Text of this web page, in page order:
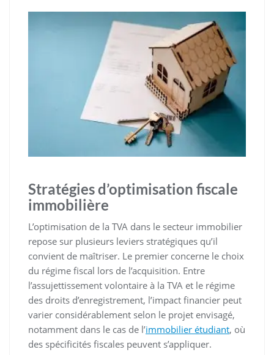
Stratégies d’optimisation fiscale
immobilière
L’optimisation de la TVA dans le secteur immobilier
repose sur plusieurs leviers stratégiques qu’il
convient de maîtriser. Le premier concerne le choix
du régime fiscal lors de l’acquisition. Entre
l’assujettissement volontaire à la TVA et le régime
des droits d’enregistrement, l’impact financier peut
varier considérablement selon le projet envisagé,
notamment dans le cas de l’immobilier étudiant, où
des spécificités fiscales peuvent s’appliquer.